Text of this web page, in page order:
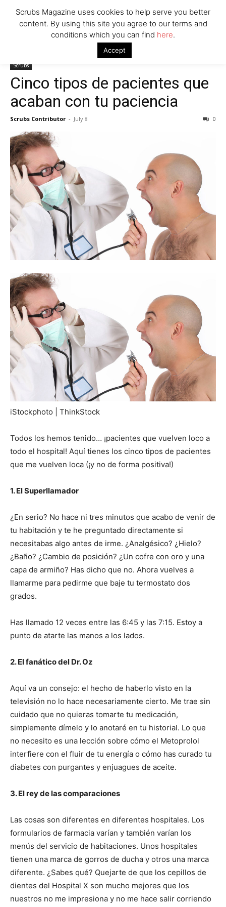
Cinco tipos de pacientes que acaban con tu
Scrubs
Cinco tipos de pacientes que
acaban con tu paciencia
Scrubs Contributor - July 8 0
iStockphoto | ThinkStock
Todos los hemos tenido… ¡pacientes que vuelven loco a
todo el hospital! Aquí tienes los cinco tipos de pacientes
que me vuelven loca (¡y no de forma positiva!)
1. El Superllamador
¿En serio? No hace ni tres minutos que acabo de venir de
tu habitación y te he preguntado directamente si
necesitabas algo antes de irme. ¿Analgésico? ¿Hielo?
¿Baño? ¿Cambio de posición? ¿Un cofre con oro y una
capa de armiño? Has dicho que no. Ahora vuelves a
llamarme para pedirme que baje tu termostato dos
grados.
Has llamado 12 veces entre las 6:45 y las 7:15. Estoy a
punto de atarte las manos a los lados.
2. El fanático del Dr. Oz
Aquí va un consejo: el hecho de haberlo visto en la
televisión no lo hace necesariamente cierto. Me trae sin
cuidado que no quieras tomarte tu medicación,
simplemente dímelo y lo anotaré en tu historial. Lo que
no necesito es una lección sobre cómo el Metoprolol
interfiere con el fluir de tu energía o cómo has curado tu
diabetes con purgantes y enjuagues de aceite.
3. El rey de las comparaciones
Las cosas son diferentes en diferentes hospitales. Los
formularios de farmacia varían y también varían los
menús del servicio de habitaciones. Unos hospitales
tienen una marca de gorros de ducha y otros una marca
diferente. ¿Sabes qué? Quejarte de que los cepillos de
dientes del Hospital X son mucho mejores que los
nuestros no me impresiona y no me hace salir corriendo
Scrubs Magazine uses cookies to help serve you better
content. By using this site you agree to our terms and
conditions which you can find here.
Accept